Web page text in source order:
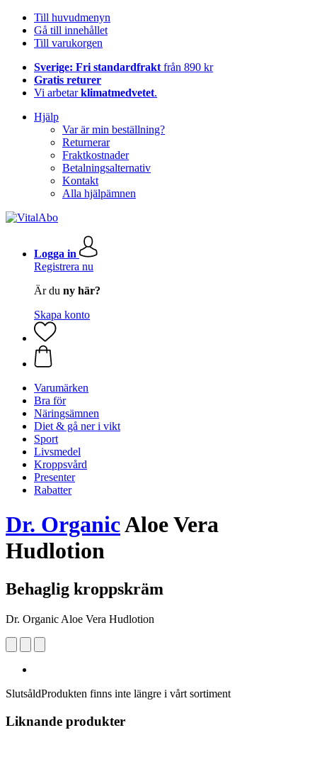
Till huvudmenyn
Gå till innehållet
Till varukorgen
Sverige: Fri standardfrakt från 890 kr
Gratis returer
Vi arbetarklimatmedvetet.
Hjälp
Var är min beställning?
Returnerar
Fraktkostnader
Betalningsalternativ
Kontakt
Alla hjälpämnen
Logga in
Registrera nu
Är du ny här?
Skapa konto
Varumärken
Bra för
Näringsämnen
Diet & gå ner i vikt
Sport
Livsmedel
Kroppsvård
Presenter
Rabatter
Dr. OrganicAloe Vera
Hudlotion
Behaglig kroppskräm
Dr. Organic Aloe Vera Hudlotion
SlutsåldProdukten finns inte längre i vårt sortiment
Liknande produkter